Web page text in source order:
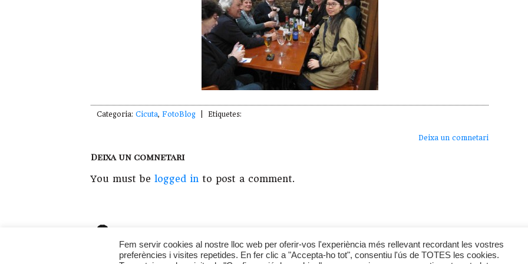
Categoria:Cicuta, FotoBlog | Etiquetes:
Deixa un comnetari
Deixa un comnetari
You must belogged in to post a comment.
Fem servir cookies al nostre lloc web per oferir-vos l'experiència més rellevant recordant les vostres
preferències i visites repetides. En fer clic a "Accepta-ho tot", consentiu l'ús de TOTES les cookies.